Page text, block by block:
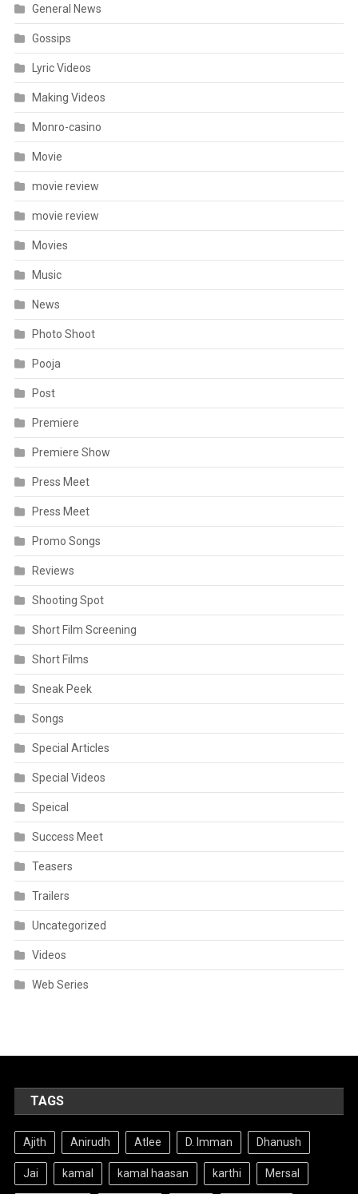
General News
Gossips
Lyric Videos
Making Videos
Monro-casino
Movie
movie review
movie review
Movies
Music
News
Photo Shoot
Pooja
Post
Premiere
Premiere Show
Press Meet
Press Meet
Promo Songs
Reviews
Shooting Spot
Short Film Screening
Short Films
Sneak Peek
Songs
Special Articles
Special Videos
Speical
Success Meet
Teasers
Trailers
Uncategorized
Videos
Web Series
TAGS
Ajith Anirudh Atlee D. Imman Dhanush
Jai kamal kamal haasan karthi Mersal